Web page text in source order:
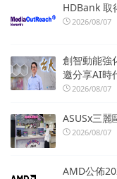
HDBank 取
2026/08/07
創智動能強
邀分享AI時
2026/08/07
ASUSx三麗
2026/08/07
AMD公佈